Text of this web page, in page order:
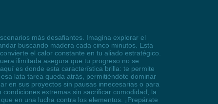
más desafiantes. Imagina explorar el
buscando madera cada cinco minutos. Esta
el calor constante en tu aliado estratégico.
ilimitada asegura que tu progreso no se
es donde esta característica brilla: te permite
lata tarea queda atrás, permitiéndote dominar
en sus proyectos sin pausas innecesarias o para
extremas sin sacrificar comodidad, la
en una lucha contra los elementos. ¡Prepárate